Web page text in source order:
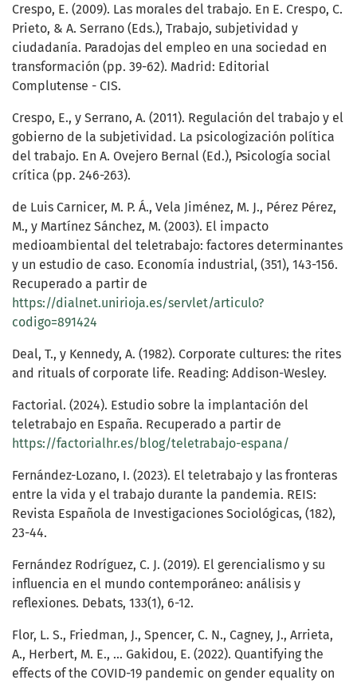
Crespo, E. (2009). Las morales del trabajo. En E. Crespo, C.
Prieto, & A. Serrano (Eds.), Trabajo, subjetividad y
ciudadanía. Paradojas del empleo en una sociedad en
transformación (pp. 39-62). Madrid: Editorial
Complutense - CIS.
Crespo, E., y Serrano, A. (2011). Regulación del trabajo y el
gobierno de la subjetividad. La psicologización política
del trabajo. En A. Ovejero Bernal (Ed.), Psicología social
crítica (pp. 246-263).
de Luis Carnicer, M. P. Á., Vela Jiménez, M. J., Pérez Pérez,
M., y Martínez Sánchez, M. (2003). El impacto
medioambiental del teletrabajo: factores determinantes
y un estudio de caso. Economía industrial, (351), 143-156.
Recuperado a partir de
https://dialnet.unirioja.es/servlet/articulo?
codigo=891424
Deal, T., y Kennedy, A. (1982). Corporate cultures: the rites
and rituals of corporate life. Reading: Addison-Wesley.
Factorial. (2024). Estudio sobre la implantación del
teletrabajo en España. Recuperado a partir de
https://factorialhr.es/blog/teletrabajo-espana/
Fernández-Lozano, I. (2023). El teletrabajo y las fronteras
entre la vida y el trabajo durante la pandemia. REIS:
Revista Española de Investigaciones Sociológicas, (182),
23-44.
Fernández Rodríguez, C. J. (2019). El gerencialismo y su
influencia en el mundo contemporáneo: análisis y
reflexiones. Debats, 133(1), 6-12.
Flor, L. S., Friedman, J., Spencer, C. N., Cagney, J., Arrieta,
A., Herbert, M. E., … Gakidou, E. (2022). Quantifying the
effects of the COVID-19 pandemic on gender equality on